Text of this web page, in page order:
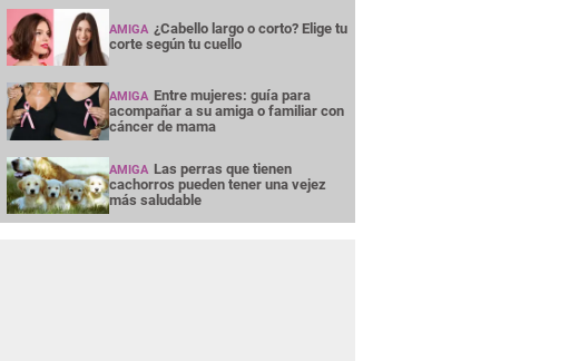
AMIGA ¿Cabello largo o corto? Elige tu
corte según tu cuello
AMIGA Entre mujeres: guía para
acompañar a su amiga o familiar con
cáncer de mama
AMIGA Las perras que tienen
cachorros pueden tener una vejez
más saludable